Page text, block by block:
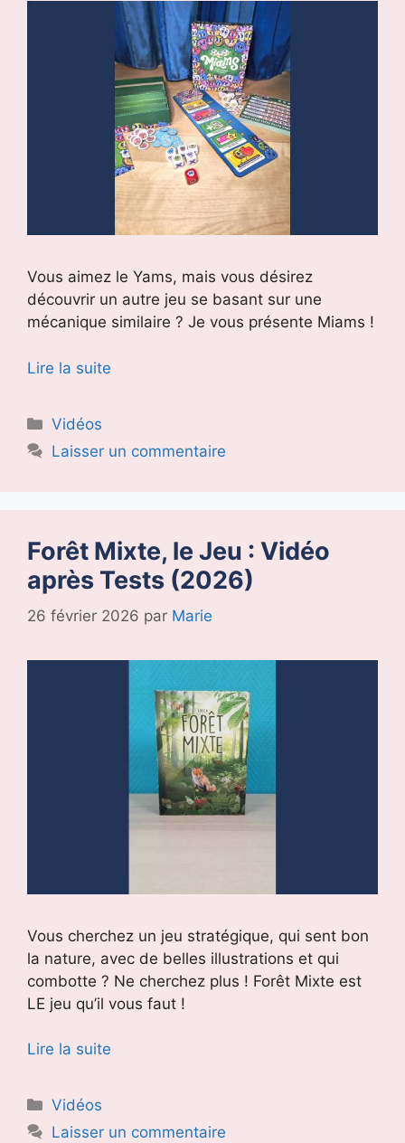
Vous aimez le Yams, mais vous désirez
découvrir un autre jeu se basant sur une
mécanique similaire ? Je vous présente Miams !
Lire la suite
Catégories
Vidéos
Laisser un commentaire
Forêt Mixte, le Jeu : Vidéo
après Tests (2026)
26 février 2026 par Marie
Vous cherchez un jeu stratégique, qui sent bon
la nature, avec de belles illustrations et qui
combotte ? Ne cherchez plus ! Forêt Mixte est
LE jeu qu’il vous faut !
Lire la suite
Catégories
Vidéos
Laisser un commentaire